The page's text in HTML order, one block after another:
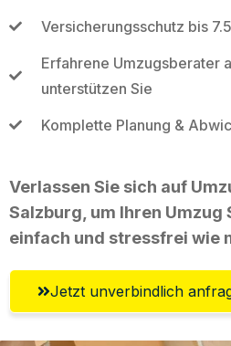
Versicherungsschutz bis
Erfahrene Umzugsberater
unterstützen Sie
Komplette Planung &
Verlassen Sie sich auf
Salzburg, um Ihren Umzug
einfach und stressfrei wie
Jetzt unverbindlich